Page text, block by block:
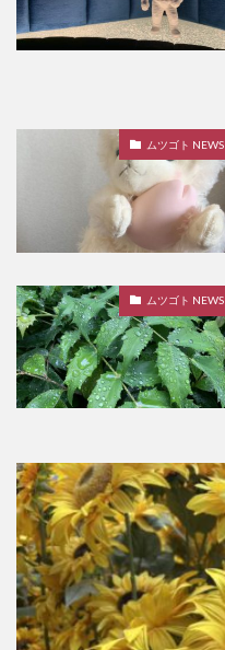
ムツゴト NEWS
ムツゴト NEWS